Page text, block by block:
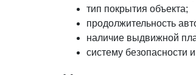
тип покрытия объекта;
продолжительность
наличие выдвижной
систему безопасности